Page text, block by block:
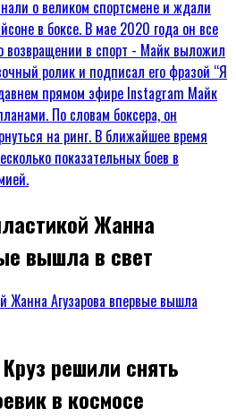
Жанна
вышла в свет
решили снять
в космосе